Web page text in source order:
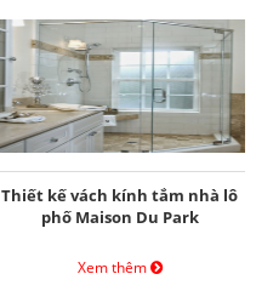
Thiết kế vách kính tắm nhà lô
phố Maison Du Park
Xem thêm